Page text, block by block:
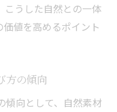
こうした自然との一体
値を高めるポイント
方の傾向
傾向として、自然素材